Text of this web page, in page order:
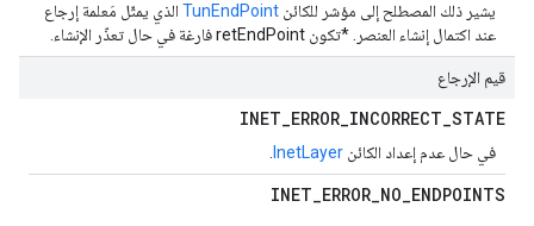
يشير ذلك المصطلح إلى مؤشر للكائن TunEndPoint الذي يمثّل مَعلمة إرجاع
عند اكتمال إنشاء العنصر. *تكون retEndPoint فارغة في حال تعذّر الإنشاء.
قيم الإرجاع
INET_ERROR_INCORRECT_STATE
في حال عدم إعداد الكائن InetLayer
INET_ERROR_NO_ENDPOINTS